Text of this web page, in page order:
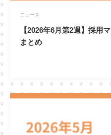
ニュース
【2026年6月第2週】採用
まとめ